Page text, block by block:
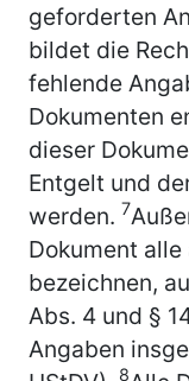
geforderten
bildet die
fehlende
Dokumenten
dieser
Entgelt und
werden. 7
Dokument
bezeichnen,
Abs. 4 und §
Angaben
8